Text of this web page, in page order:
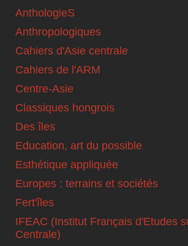
AnthologieS
Anthropologiques
Cahiers d'Asie centrale
Cahiers de l'ARM
Centre-Asie
Classiques hongrois
Des îles
Education, art du possible
Esthétique appliquée
Europes : terrains et sociétés
Fert'îles
IFEAC (Institut Français d'Etudes
Centrale)